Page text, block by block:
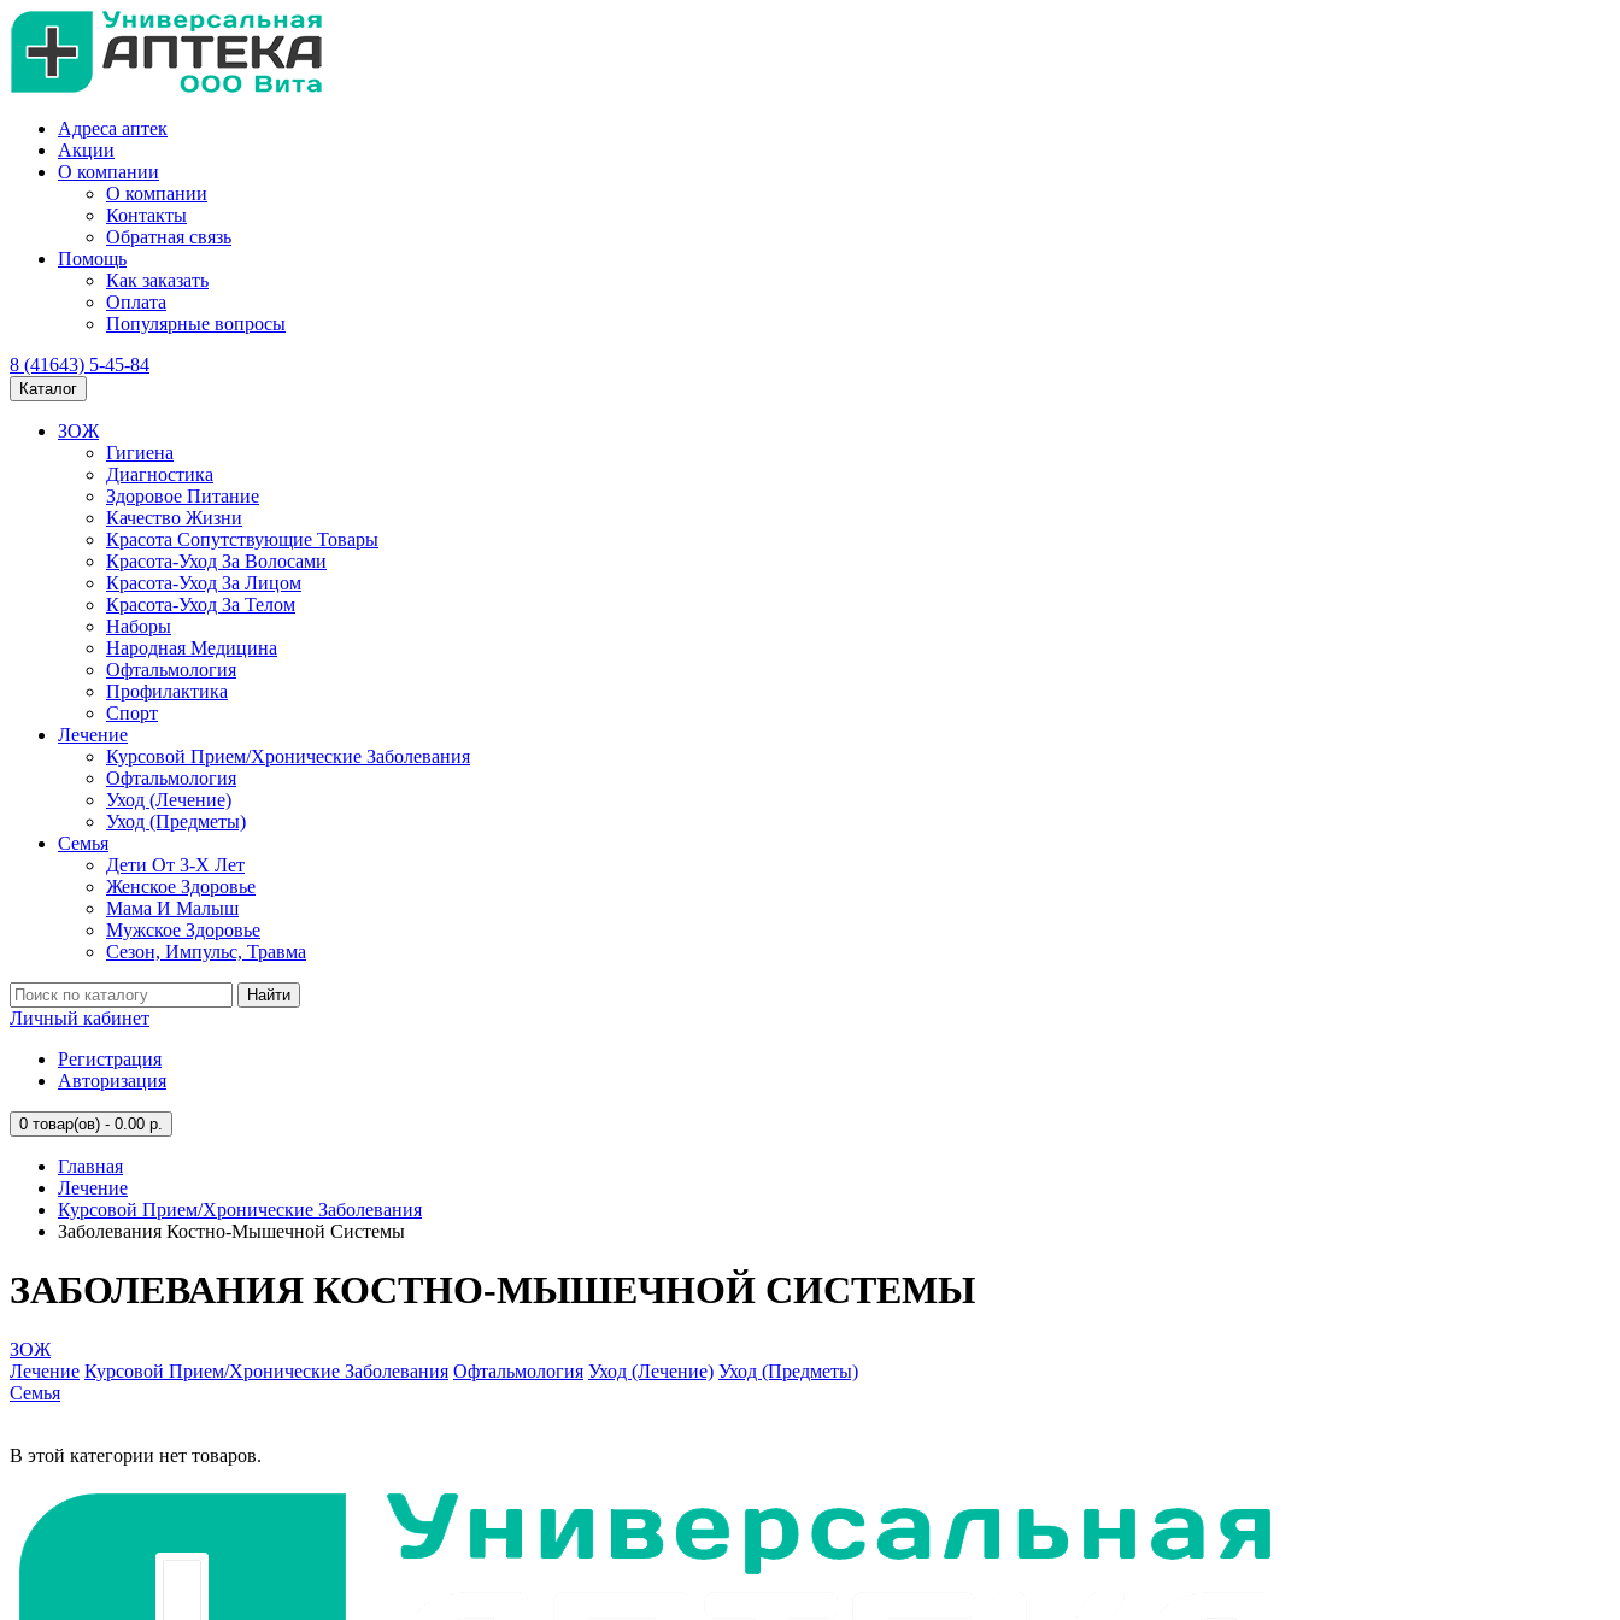
Адреса аптек
Акции
О компании
О компании
Контакты
Обратная связь
Помощь
Как заказать
Оплата
Популярные вопросы
8 (41643) 5-45-84
Каталог
ЗОЖ
Гигиена
Диагностика
Здоровое Питание
Качество Жизни
Красота Сопутствующие Товары
Красота-Уход За Волосами
Красота-Уход За Лицом
Красота-Уход За Телом
Наборы
Народная Медицина
Офтальмология
Профилактика
Спорт
Лечение
Курсовой Прием/Хронические Заболевания
Офтальмология
Уход (Лечение)
Уход (Предметы)
Семья
Дети От 3-Х Лет
Женское Здоровье
Мама И Малыш
Мужское Здоровье
Сезон, Импульс, Травма
Найти
Личный кабинет
Регистрация
Авторизация
0 товар(ов) - 0.00 р.
Главная
Лечение
Курсовой Прием/Хронические Заболевания
Заболевания Костно-Мышечной Системы
ЗАБОЛЕВАНИЯ КОСТНО-МЫШЕЧНОЙ СИСТЕМЫ
ЗОЖ
Лечение Курсовой Прием/Хронические Заболевания Офтальмология Уход (Лечение) Уход (Предметы)
Семья
В этой категории нет товаров.